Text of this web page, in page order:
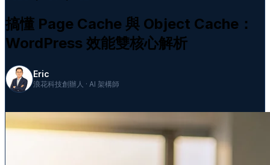
搞懂 Page Cache 與 Object Cache：
WordPress 效能雙核心解析
Eric
浪花科技創辦人 · AI 架構師